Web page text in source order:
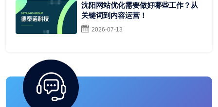
沈阳网站优化需要做好哪些工作？从
关键词到内容运营！
2026-07-13